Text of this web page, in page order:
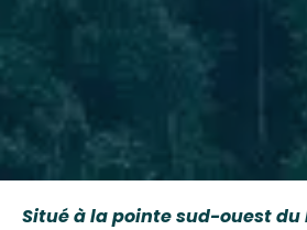
Situé à la pointe sud-ouest du